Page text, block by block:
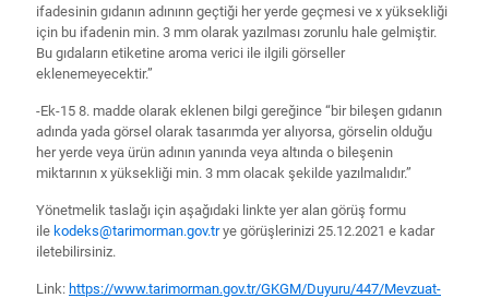
ifadesinin gıdanın adınınn geçtiği her yerde geçmesi ve x yüksekliği
için bu ifadenin min. 3 mm olarak yazılması zorunlu hale gelmiştir.
Bu gıdaların etiketine aroma verici ile ilgili görseller
eklenemeyecektir.”
-Ek-15 8. madde olarak eklenen bilgi gereğince “bir bileşen gıdanın
adında yada görsel olarak tasarımda yer alıyorsa, görselin olduğu
her yerde veya ürün adının yanında veya altında o bileşenin
miktarının x yüksekliği min. 3 mm olacak şekilde yazılmalıdır.”
Yönetmelik taslağı için aşağıdaki linkte yer alan görüş formu
ile kodeks@tarimorman.gov.trye görüşlerinizi 25.12.2021 e kadar
iletebilirsiniz.
Link: https://www.tarimorman.gov.tr/GKGM/Duyuru/447/Mevzuat-